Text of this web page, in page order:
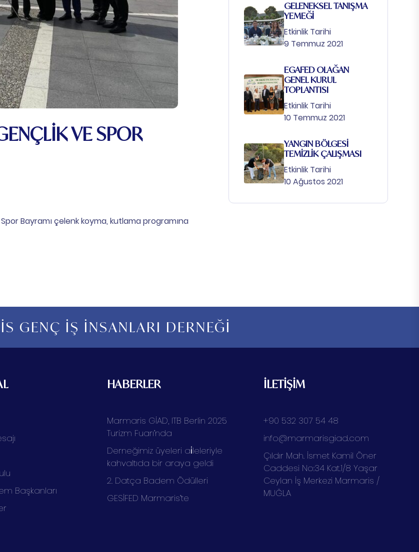
VE SPOR
Bayramı çelenk koyma, kutlama programına
GELENEKSEL TANIŞMA
YEMEĞİ
Etkinlik Tarihi
9 Temmuz 2021
EGAFED OLAĞAN
GENEL KURUL
TOPLANTISI
Etkinlik Tarihi
10 Temmuz 2021
YANGIN BÖLGESİ
TEMİZLİK ÇALIŞMASI
Etkinlik Tarihi
10 Ağustos 2021
GENÇ İŞ İNSANLARI DERNEĞİ
Başkanları
HABERLER
Marmaris GİAD, ITB Berlin 2025
Turizm Fuarı’nda
Derneğimiz üyeleri ai̇leleriyle
kahvaltıda bir araya geldi
2. Datça Badem Ödülleri
GESİFED Marmaris’te
İLETİŞİM
+90 532 307 54 48
info@marmarisgiad.com
Çıldır Mah. İsmet Kamil Öner
Caddesi No:34 Kat.1/8 Yaşar
Ceylan İş Merkezi Marmaris /
MUĞLA